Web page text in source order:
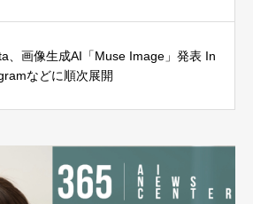
、画像生成AI「Muse Image」発表 In
などに順次展開